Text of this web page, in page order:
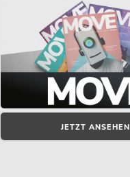
JETZT ANSEHEN